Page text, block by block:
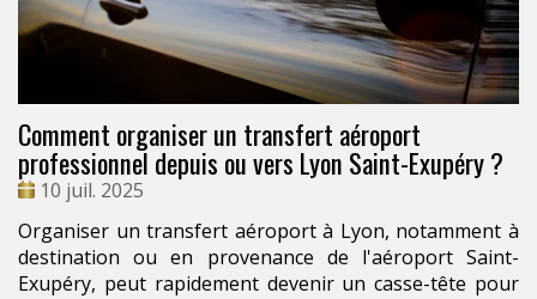
Comment organiser un transfert aéroport
professionnel depuis ou vers Lyon Saint-Exupéry ?
Date
10 juil. 2025
Organiser un transfert aéroport à Lyon, notamment à
destination ou en provenance de l'aéroport Saint-
Exupéry, peut rapidement devenir un casse-tête pour